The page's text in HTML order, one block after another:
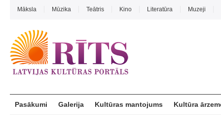
Māksla Mūzika Teātris Kino Literatūra Muzeji
Pasākumi Galerija Kultūras mantojums Kultūra